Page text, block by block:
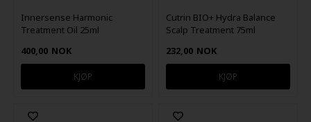
Innersense Harmonic
Treatment Oil 25ml
400,00 NOK
Cutrin BIO+ Hydra Balance
Scalp Treatment 75ml
232,00 NOK